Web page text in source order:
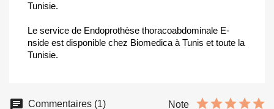
Tunisie.
Le service de Endoprothèse thoracoabdominale E-
nside est disponible chez Biomedica à Tunis et toute la
Tunisie.
Commentaires (1) Note